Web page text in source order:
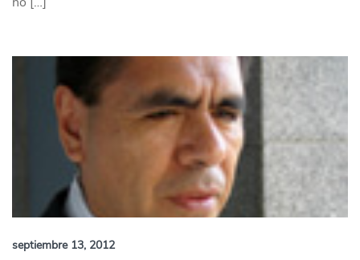
septiembre 13, 2012